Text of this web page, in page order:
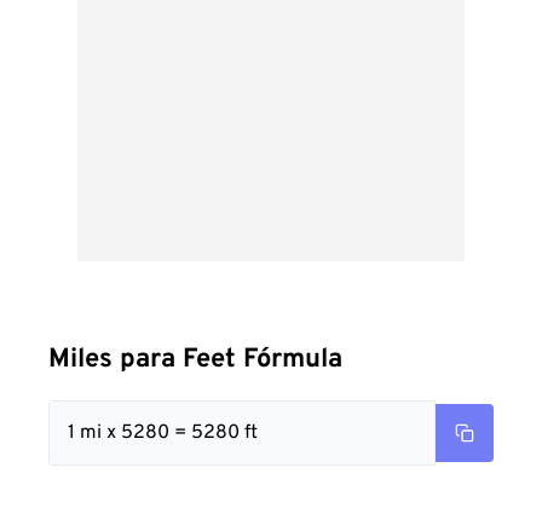
Miles para Feet Fórmula
1 mi x 5280 = 5280 ft